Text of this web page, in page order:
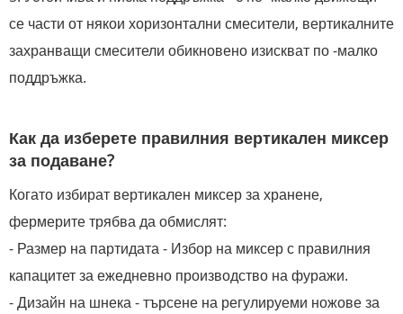
се части от някои хоризонтални смесители, вертикалните
захранващи смесители обикновено изискват по -малко
поддръжка.
Как да изберете правилния вертикален миксер
за подаване?
Когато избират вертикален миксер за хранене,
фермерите трябва да обмислят:
- Размер на партидата - Избор на миксер с правилния
капацитет за ежедневно производство на фуражи.
- Дизайн на шнека - търсене на регулируеми ножове за